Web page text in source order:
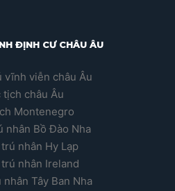
ĐỊNH CƯ CHÂU ÂU
vĩnh viễn châu Âu
tịch châu Âu
Montenegro
nhân Bồ Đào Nha
nhân Hy Lạp
nhân Ireland
Tây Ban Nha